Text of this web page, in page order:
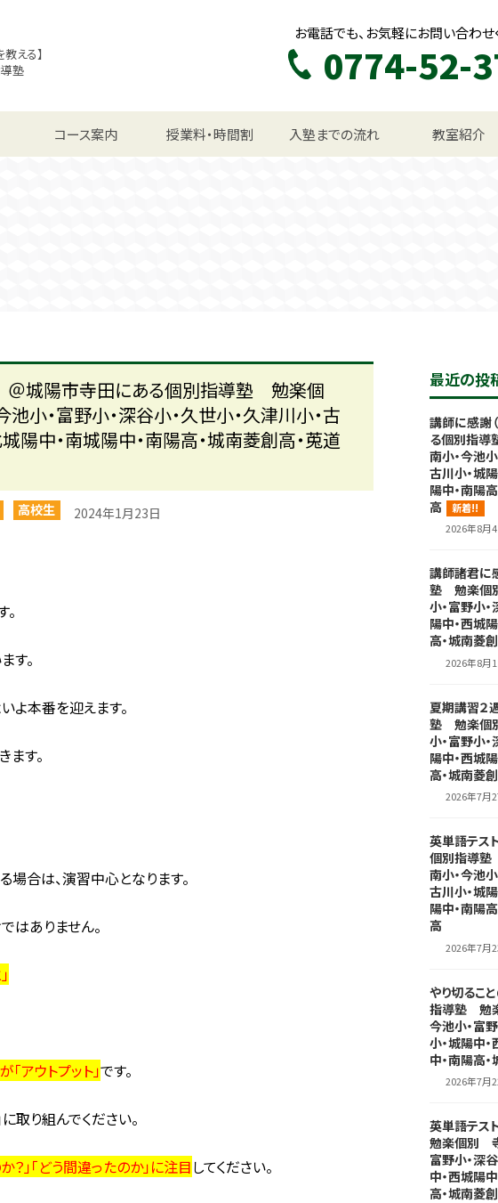
える】
塾
お電話でも、お気軽にお問い合わせ
0774-52-
コース案内
生コース 授業料・時間割 入塾までの流れ 教室紹介
＠城陽市寺田にある個別指導塾 勉楽個
小・富野小・深谷小・久世小・久津川小・古
陽中・南城陽中・南陽高・城南菱創高・莵道
高校生 2024年1月23日
す。
よ本番を迎えます。
ます。
場合は、演習中心となります。
はありません。
アウトプット」です。
取り組んでください。
？」「どう間違ったのか」に注目してください。
最近の投
講師に感謝
る個別指導
南小・今池
古川小・城
陽中・南陽
高
新着!!
2026年8月
講師諸君
塾 勉楽個
小・富野小
陽中・西城
高・城南菱
2026年8月
夏期講習２
塾 勉楽個
小・富野小
陽中・西城
高・城南菱
2026年7月
英単語テス
個別指導塾
南小・今池
古川小・城
陽中・南陽
高
2026年7月
やり切るこ
指導塾 勉
今池小・富
小・城陽中
中・南陽高
2026年7月
英単語テ
勉楽個別 寺
富野小・深
中・西城陽
高・城南菱